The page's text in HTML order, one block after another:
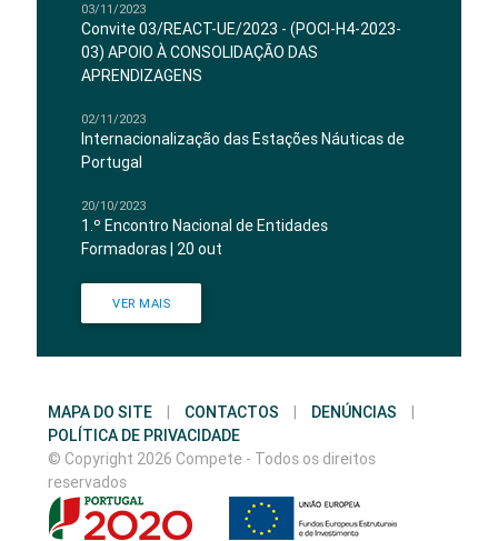
03/11/2023
Convite 03/REACT-UE/2023 - (POCI-H4-2023-
03) APOIO À CONSOLIDAÇÃO DAS
APRENDIZAGENS
02/11/2023
Internacionalização das Estações Náuticas de
Portugal
20/10/2023
1.º Encontro Nacional de Entidades
Formadoras | 20 out
VER MAIS
MAPA DO SITE | CONTACTOS | DENÚNCIAS
|
POLÍTICA DE PRIVACIDADE
© Copyright 2026 Compete - Todos os direitos
reservados